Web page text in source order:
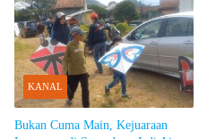
KANAL
Bukan Cuma Main, Kejuaraan